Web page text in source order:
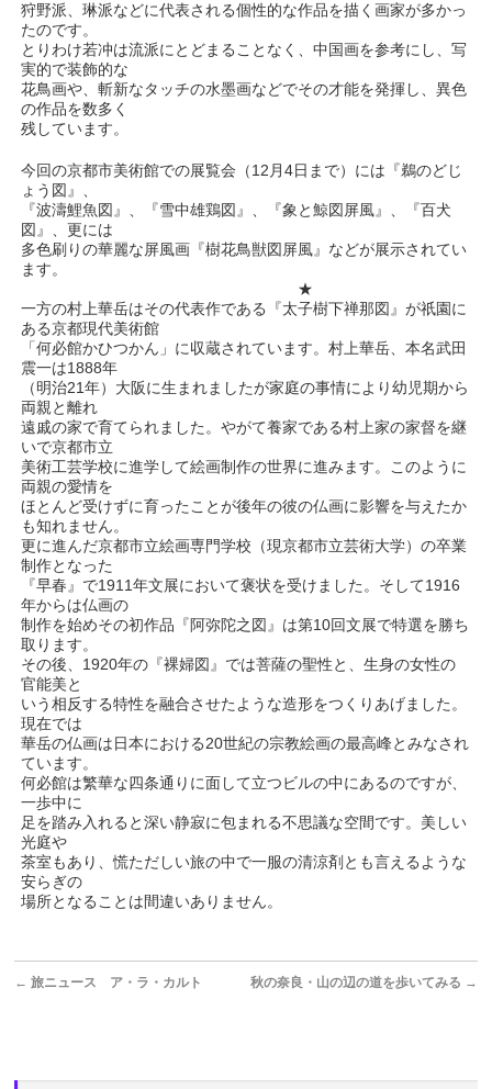
狩野派、琳派などに代表される個性的な作品を描く画家が多かっ
たのです。
とりわけ若冲は流派にとどまることなく、中国画を参考にし、写
実的で装飾的な
花鳥画や、斬新なタッチの水墨画などでその才能を発揮し、異色
の作品を数多く
残しています。
今回の京都市美術館での展覧会（12月4日まで）には『鵜のどじ
ょう図』、
『波濤鯉魚図』、『雪中雄鶏図』、『象と鯨図屏風』、『百犬
図』、更には
多色刷りの華麗な屏風画『樹花鳥獣図屏風』などが展示されてい
ます。
★
一方の村上華岳はその代表作である『太子樹下禅那図』が祇園に
ある京都現代美術館
「何必館かひつかん」に収蔵されています。村上華岳、本名武田
震一は1888年
（明治21年）大阪に生まれましたが家庭の事情により幼児期から
両親と離れ
遠戚の家で育てられました。やがて養家である村上家の家督を継
いで京都市立
美術工芸学校に進学して絵画制作の世界に進みます。このように
両親の愛情を
ほとんど受けずに育ったことが後年の彼の仏画に影響を与えたか
も知れません。
更に進んだ京都市立絵画専門学校（現京都市立芸術大学）の卒業
制作となった
『早春』で1911年文展において褒状を受けました。そして1916
年からは仏画の
制作を始めその初作品『阿弥陀之図』は第10回文展で特選を勝ち
取ります。
その後、1920年の『裸婦図』では菩薩の聖性と、生身の女性の
官能美と
いう相反する特性を融合させたような造形をつくりあげました。
現在では
華岳の仏画は日本における20世紀の宗教絵画の最高峰とみなされ
ています。
何必館は繁華な四条通りに面して立つビルの中にあるのですが、
一歩中に
足を踏み入れると深い静寂に包まれる不思議な空間です。美しい
光庭や
茶室もあり、慌ただしい旅の中で一服の清涼剤とも言えるような
安らぎの
場所となることは間違いありません。
← 旅ニュース ア・ラ・カルト 秋の奈良・山の辺の道を歩いてみる →